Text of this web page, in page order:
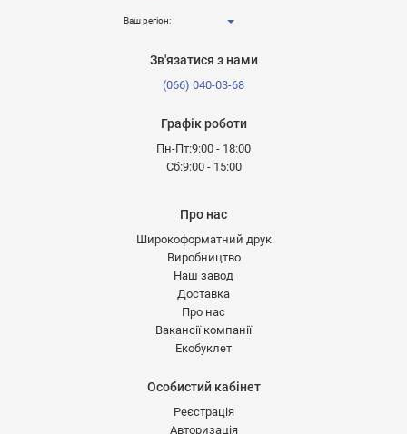
Ваш регіон:
Зв'язатися з нами
(066) 040-03-68
Графік роботи
Пн-Пт:9:00 - 18:00
Сб:9:00 - 15:00
Про нас
Широкоформатний друк
Виробництво
Наш завод
Доставка
Про нас
Вакансії компанії
Екобуклет
Особистий кабінет
Реєстрація
Авторизація